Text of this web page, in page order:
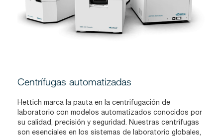
Centrífugas automatizadas
Hettich marca la pauta en la centrifugación de
laboratorio con modelos automatizados conocidos por
su calidad, precisión y seguridad. Nuestras centrífugas
son esenciales en los sistemas de laboratorio globales,